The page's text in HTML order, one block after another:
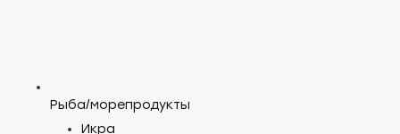
Рыба/морепродукты
Икра